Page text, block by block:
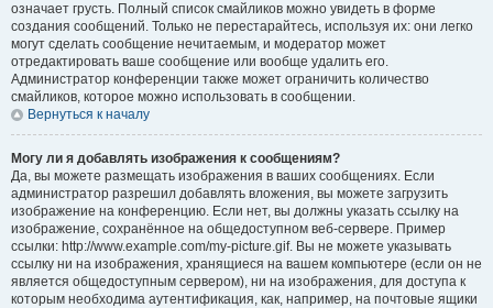
означает грусть. Полный список смайликов можно увидеть в форме
создания сообщений. Только не перестарайтесь, используя их: они легко
могут сделать сообщение нечитаемым, и модератор может
отредактировать ваше сообщение или вообще удалить его.
Администратор конференции также может ограничить количество
смайликов, которое можно использовать в сообщении.
Вернуться к началу
Могу ли я добавлять изображения к сообщениям?
Да, вы можете размещать изображения в ваших сообщениях. Если
администратор разрешил добавлять вложения, вы можете загрузить
изображение на конференцию. Если нет, вы должны указать ссылку на
изображение, сохранённое на общедоступном веб-сервере. Пример
ссылки: http://www.example.com/my-picture.gif. Вы не можете указывать
ссылку ни на изображения, хранящиеся на вашем компьютере (если он не
является общедоступным сервером), ни на изображения, для доступа к
которым необходима аутентификация, как, например, на почтовые ящики